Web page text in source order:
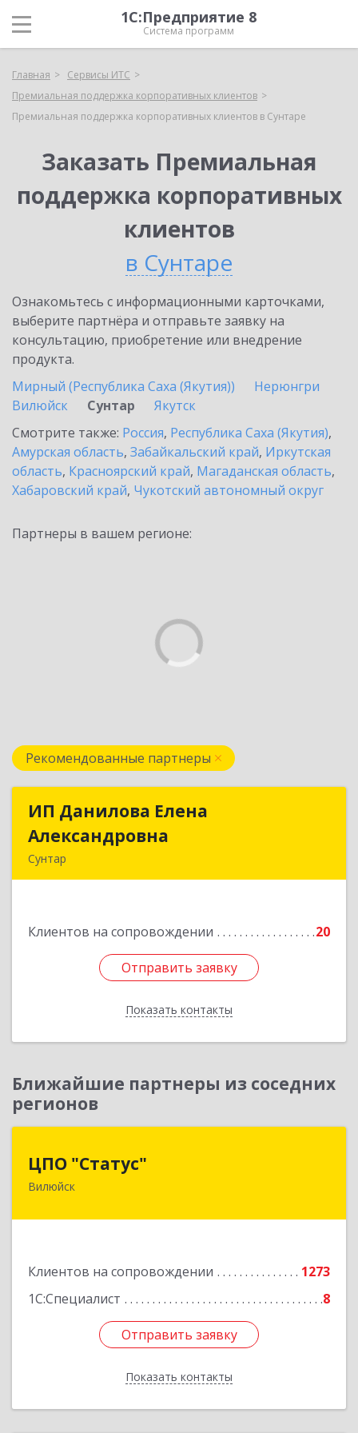
1С:Предприятие 8
Система программ
Главная
Сервисы ИТС
Премиальная поддержка корпоративных клиентов
Премиальная поддержка корпоративных клиентов в Сунтаре
Заказать Премиальная
поддержка корпоративных
клиентов
в Сунтаре
Ознакомьтесь с информационными карточками,
выберите партнёра и отправьте заявку на
консультацию, приобретение или внедрение
продукта.
Мирный (Республика Саха (Якутия))
Нерюнгри
Вилюйск
Сунтар
Якутск
Смотрите также: Россия, Республика Саха (Якутия),
Амурская область, Забайкальский край, Иркутская
область, Красноярский край, Магаданская область,
Хабаровский край, Чукотский автономный округ
Партнеры в вашем регионе:
Рекомендованные партнеры
ИП Данилова Елена
Александровна
Сунтар
Клиентов на сопровождении 20
Отправить заявку
Показать контакты
ИП Данилова Елена
Отправить заявку
Назад
Ближайшие партнеры из соседних
регионов
ЦПО "Статус"
Вилюйск
Клиентов на сопровождении
1273
1С:Специалист
8
Отправить заявку
Показать контакты
677000, Саха /Якутия/ Респ, Якутск г, Ленина пр-
Отправить заявку
Назад